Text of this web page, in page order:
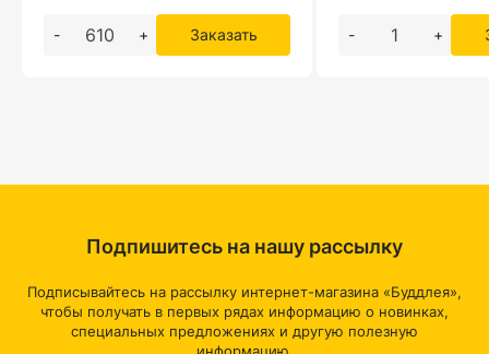
- + Заказать - +
Подпишитесь на нашу рассылку
Подписывайтесь на рассылку интернет-магазина «Буддлея»,
чтобы получать в первых рядах информацию о новинках,
специальных предложениях и другую полезную